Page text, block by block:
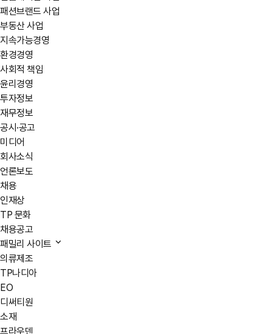
패션브랜드 사업
부동산 사업
지속가능경영
환경경영
사회적 책임
윤리경영
투자정보
재무정보
공시·공고
미디어
회사소식
언론보도
채용
인재상
TP 문화
채용공고
패밀리 사이트
의류제조
TP나디아
EO
디써티원
소재
프라우덴